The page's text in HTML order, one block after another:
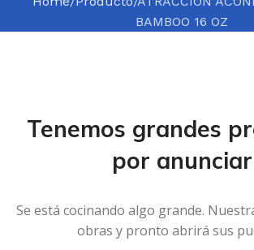
BAMBOO 16 OZ
Tenemos grandes
por anunciar
Se está cocinando algo grande.
obras y pronto abrirá sus